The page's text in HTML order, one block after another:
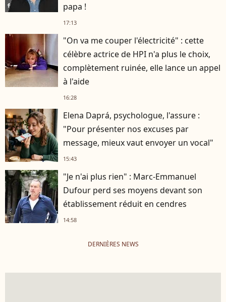
papa !
17:13
"On va me couper l'électricité" : cette
célèbre actrice de HPI n'a plus le choix,
complètement ruinée, elle lance un appel
à l'aide
16:28
Elena Daprá, psychologue, l'assure :
"Pour présenter nos excuses par
message, mieux vaut envoyer un vocal"
15:43
"Je n'ai plus rien" : Marc-Emmanuel
Dufour perd ses moyens devant son
établissement réduit en cendres
14:58
DERNIÈRES NEWS